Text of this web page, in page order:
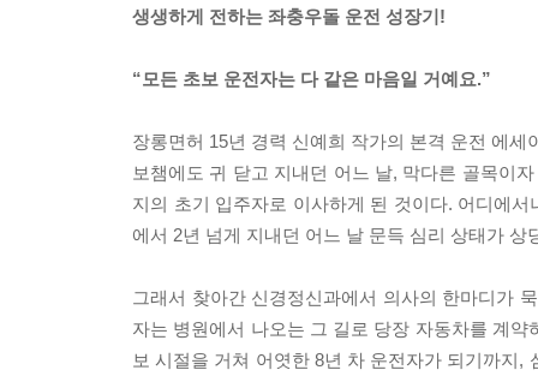
생생하게 전하는 좌충우돌 운전 성장기!
“모든 초보 운전자는 다 같은 마음일 거예요.”
장롱면허 15년 경력 신예희 작가의 본격 운전 에
보챔에도 귀 닫고 지내던 어느 날, 막다른 골목이
지의 초기 입주자로 이사하게 된 것이다. 어디에
에서 2년 넘게 지내던 어느 날 문득 심리 상태가 상
그래서 찾아간 신경정신과에서 의사의 한마디가
자는 병원에서 나오는 그 길로 당장 자동차를 계
보 시절을 거쳐 어엿한 8년 차 운전자가 되기까지